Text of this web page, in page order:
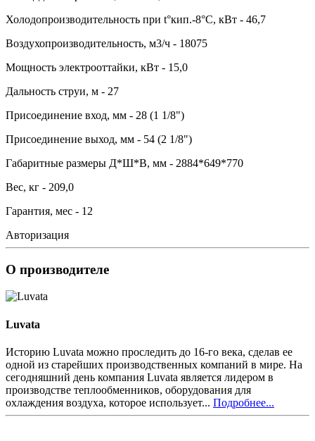
Холодопроизводительность при t°кип.-8°С, кВт - 46,7
Воздухопроизводительность, м3/ч - 18075
Мощность электрооттайки, кВт - 15,0
Дальность струи, м - 27
Присоединение вход, мм - 28 (1 1/8")
Присоединение выход, мм - 54 (2 1/8")
Габаритные размеры Д*Ш*В, мм - 2884*649*770
Вес, кг - 209,0
Гарантия, мес - 12
Авторизация
О производителе
Luvata
Историю Luvata можно проследить до 16-го века, сделав ее
одной из старейших производственных компаний в мире. На
сегодняшний день компания Luvata является лидером в
производстве теплообменников, оборудования для
охлаждения воздуха, которое использует... Подробнее...